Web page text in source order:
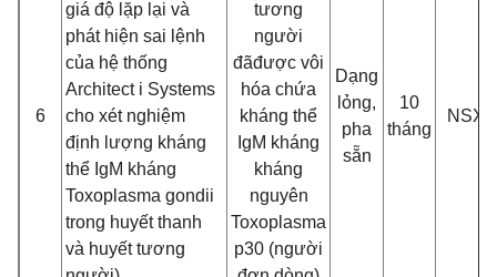
6
giá độ lặp lại và
phát hiện sai lệnh
của hệ thống
Architect i Systems
cho xét nghiệm
định lượng kháng
thể IgM kháng
Toxoplasma gondii
trong huyết thanh
và huyết tương
tương
người
đãđược vôi
hóa chứa
kháng thể
IgM kháng
kháng
nguyên
Toxoplasma
p30 (người
Dạng
lỏng,
pha
sẵn
10
tháng
NSX